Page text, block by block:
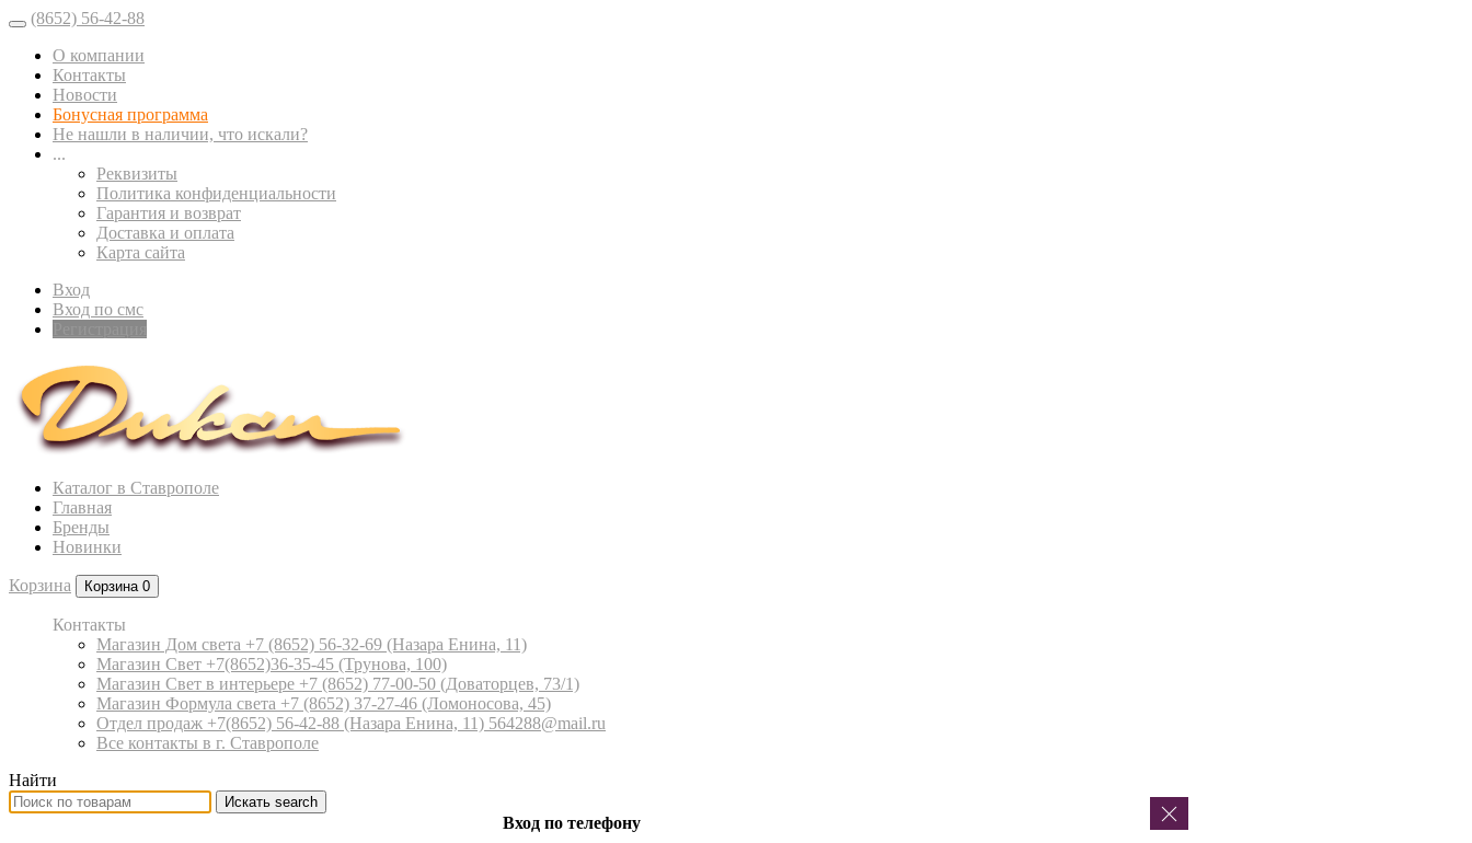
(8652) 56-42-88
О компании
Контакты
Новости
Бонусная программа
Не нашли в наличии, что искали?
...
Реквизиты
Политика конфиденциальности
Гарантия и возврат
Доставка и оплата
Карта сайта
Вход
Вход по смс
Каталог в Ставрополе
Главная
Бренды
Новинки
Корзина Корзина 0
Контакты
Магазин Дом света +7 (8652) 56-32-69 (Назара Енина, 11)
Магазин Свет +7(8652)36-35-45 (Трунова, 100)
Магазин Свет в интерьере +7 (8652) 77-00-50 (Доваторцев, 73/1)
Магазин Формула света +7 (8652) 37-27-46 (Ломоносова, 45)
Отдел продаж +7(8652) 56-42-88 (Назара Енина, 11) 564288@mail.ru
Все контакты в г. Ставрополе
Найти
Искать search
Вход по телефону